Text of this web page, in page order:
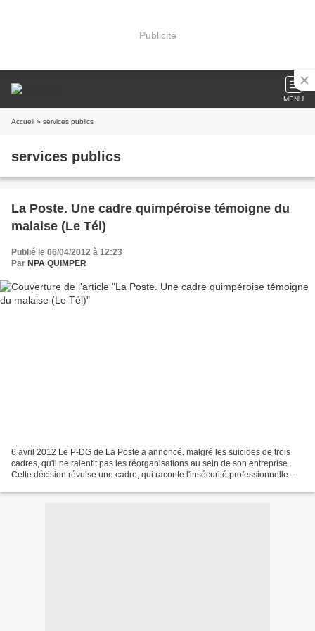
Publicité
MENU
Accueil » services publics
services publics
La Poste. Une cadre quimpéroise témoigne du
malaise (Le Tél)
Publié le 06/04/2012 à 12:23
Par NPA QUIMPER
6 avril 2012 Le P-DG de La Poste a annoncé, malgré les suicides de trois
cadres, qu'il ne ralentit pas les réorganisations au sein de son entreprise.
Cette décision révulse une cadre, qui raconte l'insécurité professionnelle